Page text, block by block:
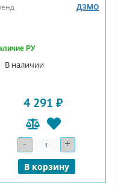
ДЗМО
РУ
В наличии
4 291 ₽
- Количество+
В корзину